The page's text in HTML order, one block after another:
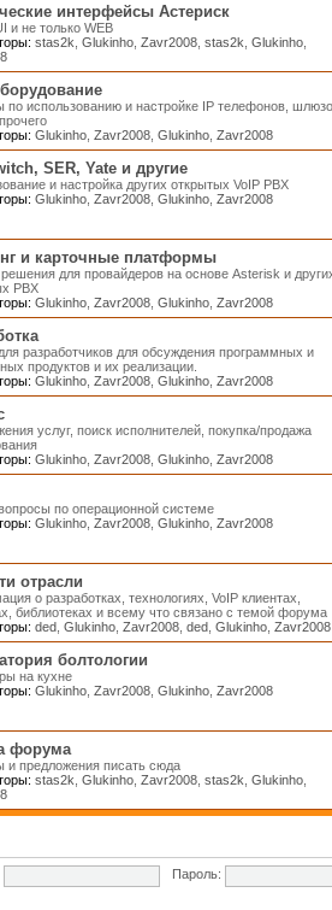
интерфейсы Астериск
и не только WEB
stas2k Glukinho, Zavr2008, stas2k Glukinho,
по использованию и настройке IP телефонов,
Glukinho, Zavr2008, Glukinho, Zavr2008
SER, Yate и другие
и настройка других открытых VoIP PBX
Glukinho, Zavr2008, Glukinho, Zavr2008
и карточные платформы
для провайдеров на основе Asterisk и
PBX
Glukinho, Zavr2008, Glukinho, Zavr2008
разработчиков для обсуждения программных и
продуктов и их реализации.
Glukinho, Zavr2008, Glukinho, Zavr2008
услуг, поиск исполнителей, покупка/продажа
Glukinho, Zavr2008, Glukinho, Zavr2008
по операционной системе
Glukinho, Zavr2008, Glukinho, Zavr2008
отрасли
о разработках, технологиях, VoIP клиентах,
библиотеках и всему что связано с темой форума
ded, Glukinho, Zavr2008, ded, Glukinho, Zavr2008
болтологии
на кухне
Glukinho, Zavr2008, Glukinho, Zavr2008
форума
и предложения писать сюда
stas2k Glukinho, Zavr2008, stas2k Glukinho,
Пароль: